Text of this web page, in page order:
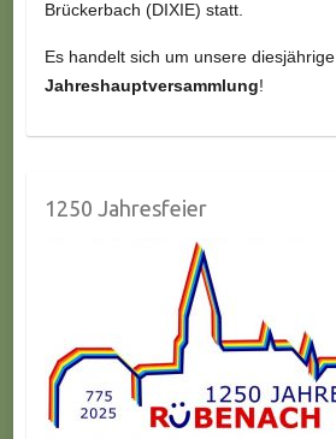
Brückerbach (DIXIE) statt.
Es handelt sich um unsere diesjährige
Jahreshauptversammlung!
1250 Jahresfeier